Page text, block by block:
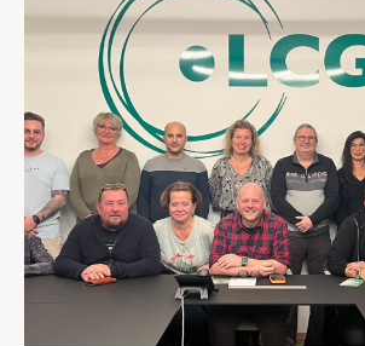
Développement professionnel
Devenir Membre
Actualités